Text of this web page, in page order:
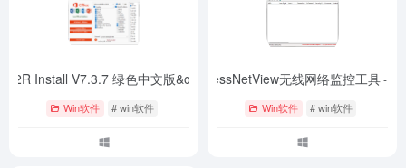
Install V7.3.7 绿色中文版&office激活工具- V7.3.7
Win软件 # win软件
WirelessNetView无线网络监控工具- 最
Win软件 # win软件